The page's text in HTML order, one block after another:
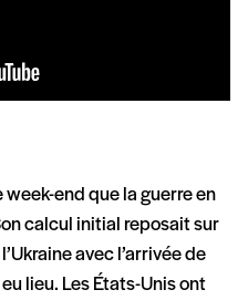
end que la guerre en
calcul initial reposait sur
avec l’arrivée de
lieu. Les États-Unis ont